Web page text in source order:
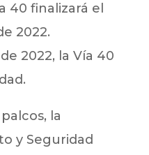
40 finalizará el
2022.
2022, la Vía 40
la
y Seguridad